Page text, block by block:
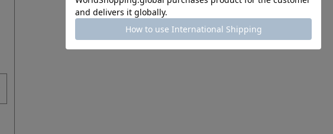
あと1点にちょうどいい！お助けプチアイテム